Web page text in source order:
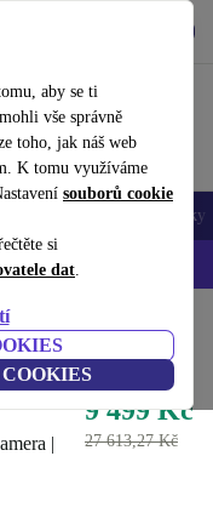
aby se ti
vše správně
toho, jak náš web
K tomu využíváme
souborů cookie
si
dat.
Doplňky
IPHONEDEAL-
|
9 499 Kč
27 613,27 Kč